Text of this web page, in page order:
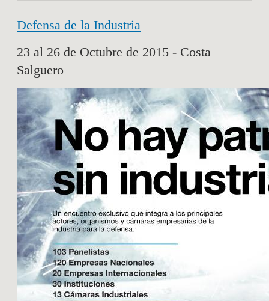
Defensa de la Industria
23 al 26 de Octubre de 2015 - Costa
Salguero